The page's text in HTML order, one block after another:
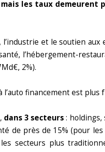
les taux demeurent
et le soutien aux
l’hébergement-
2%).
l’auto financement est plus
dans 3 secteurs: holdings,
de près de 15% (pour les
secteurs plus